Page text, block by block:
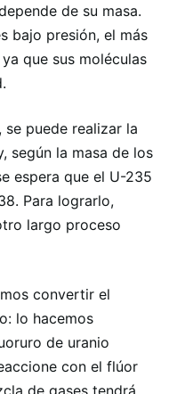
de su masa.
bajo presión, el más
que sus moléculas
puede realizar la
según la masa de los
espera que el U-235
Para lograrlo,
largo proceso
convertir el
lo hacemos
de uranio
con el flúor
de gases tendrá